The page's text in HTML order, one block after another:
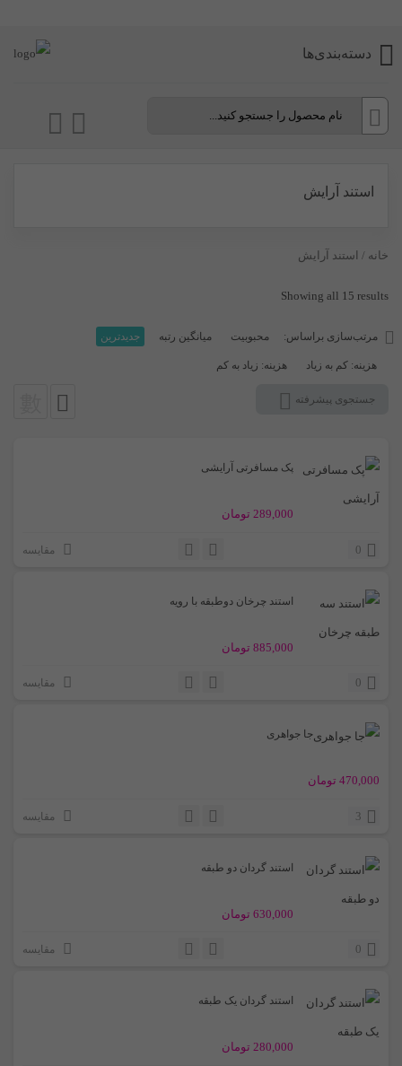
دسته‌بندی‌ها
استند آرایش
خانه / استند آرایش
Showing all 15 results
مرتب‌سازی براساس: محبوبیت میانگین رتبه جدیدترین
هزینه: کم به زیاد هزینه: زیاد به کم
جستجوی پیشرفته
پک مسافرتی آرایشی
289,000 تومان
0 مقایسه
استند چرخان دوطبقه با رویه
885,000 تومان
0 مقایسه
جا جواهری
470,000 تومان
3 مقایسه
استند گردان دو طبقه
630,000 تومان
0 مقایسه
استند گردان یک طبقه
280,000 تومان